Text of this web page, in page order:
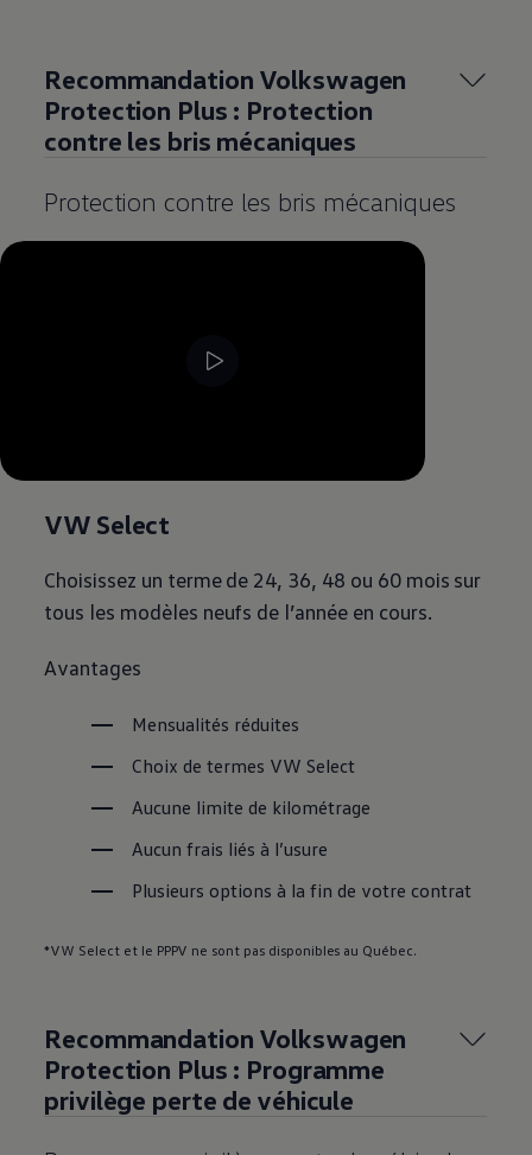
Recommandation Volkswagen
Protection Plus : Protection
contre les bris mécaniques
Protection contre les bris mécaniques
VW Select
Choisissez un terme de 24, 36, 48 ou 60 mois sur
tous les modèles neufs de l’année en cours.
Avantages
Mensualités réduites
Choix de termes VW Select
Aucune limite de kilométrage
Aucun frais liés à l’usure
Plusieurs options à la fin de votre contrat
*VW Select et le PPPV ne sont pas disponibles au Québec.
Recommandation Volkswagen
Protection Plus : Programme
privilège perte de véhicule